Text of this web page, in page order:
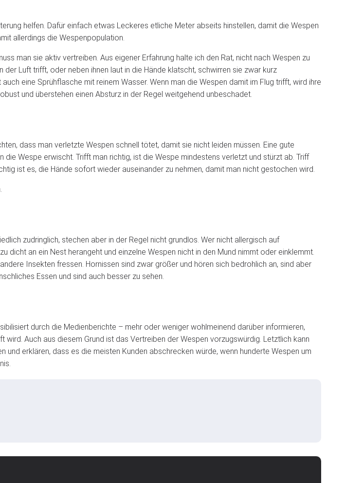
helfen. Dafür einfach etwas Leckeres etliche Meter abseits hinstellen, damit die Wespen
allerdings die Wespenpopulation.
man sie aktiv vertreiben. Aus eigener Erfahrung halte ich den Rat, nicht nach Wespen zu
Luft trifft, oder neben ihnen laut in die Hände klatscht, schwirren sie zwar kurz
eine Sprühflasche mit reinem Wasser. Wenn man die Wespen damit im Flug trifft, wird ihre
und überstehen einen Absturz in der Regel weitgehend unbeschadet.
dass man verletzte Wespen schnell tötet, damit sie nicht leiden müssen. Eine gute
Wespe erwischt. Trifft man richtig, ist die Wespe mindestens verletzt und stürzt ab. Triff
ist es, die Hände sofort wieder auseinander zu nehmen, damit man nicht gestochen wird.
zudringlich, stechen aber in der Regel nicht grundlos. Wer nicht allergisch auf
an ein Nest herangeht und einzelne Wespen nicht in den Mund nimmt oder einklemmt.
Insekten fressen. Hornissen sind zwar größer und hören sich bedrohlich an, sind aber
Essen und sind auch besser zu sehen.
durch die Medienberichte – mehr oder weniger wohlmeinend darüber informieren,
Auch aus diesem Grund ist das Vertreiben der Wespen vorzugswürdig. Letztlich kann
und erklären, dass es die meisten Kunden abschrecken würde, wenn hunderte Wespen um